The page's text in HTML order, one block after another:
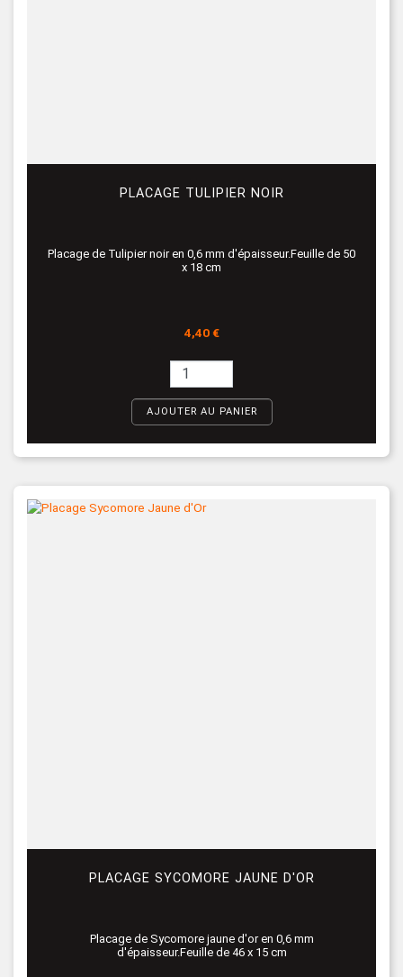
PLACAGE TULIPIER NOIR
Placage de Tulipier noir en 0,6 mm d'épaisseur.Feuille de 50
x 18 cm
Prix
4,40 €
AJOUTER AU PANIER
PLACAGE SYCOMORE JAUNE D'OR
Placage de Sycomore jaune d'or en 0,6 mm
d'épaisseur.Feuille de 46 x 15 cm